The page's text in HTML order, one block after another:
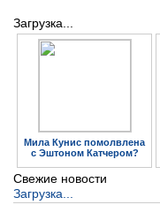
Загрузка...
Мила Кунис помолвлена
с Эштоном Катчером?
Свежие новости
Загрузка...